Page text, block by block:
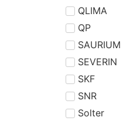
QLIMA
QP
SAURIUM
SEVERIN
SKF
SNR
Solter